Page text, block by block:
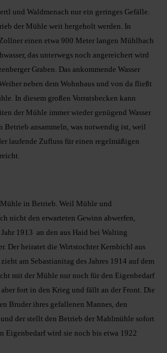
und Waldmenach nur ein geringes Gefälle.
der Mühle weit hergeholt werden. In
einen etwa 900 Meter langen Mühlbach
das unterwegs noch angereichert wird
Graben. Das ankommende Wasser
neben dem Wohnhaus und von da fließt
In diesem großen Vorratsbecken kann
der Mühle immer wieder genügend Wasser
Betrieb ansammeln, was notwendig ist, weil
laufende Zufluss für einen regelmäßigen
in Betrieb. Weil Mühle und
nicht den erwarteten Gewinn abwerfen,
1913 an den aus Haid bei Walting
Der heiratet die Wirtstochter Kernbichl aus
am Sebastianitag des Jahres 1914 auf dem
mit der Mühle nur noch für den Eigenbedarf
fort in den Krieg und fällt an der Front. Die
Bruder ihres gefallenen Mannes, den
der stellt den Betrieb der Mahlmühle sofort
Eigenbedarf wird sie noch bis etwa 1922